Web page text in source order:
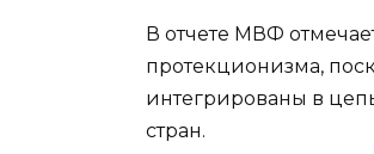
В отчете МВФ
протекционизма,
интегрированы в
стран.